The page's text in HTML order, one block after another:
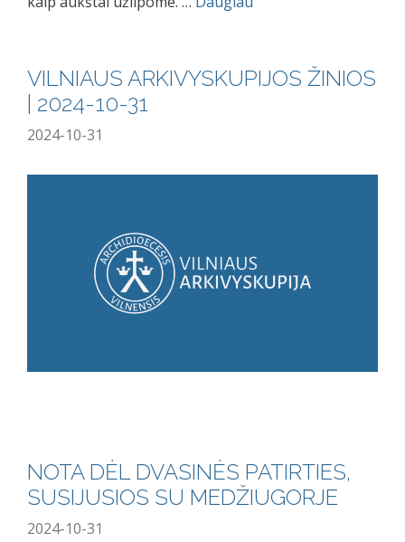
VILNIAUS ARKIVYSKUPIJOS ŽINIOS
| 2024-10-31
2024-10-31
NOTA DĖL DVASINĖS PATIRTIES,
SUSIJUSIOS SU MEDŽIUGORJE
2024-10-31